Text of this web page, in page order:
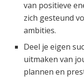
van positieve
zich gesteund
ambities.
Deel je eigen
uitmaken van
plannen en